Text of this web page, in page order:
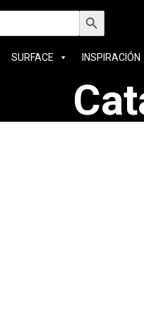
Botón de búsqueda
SURFACE INSPIRACIÓN